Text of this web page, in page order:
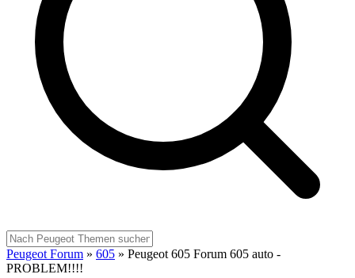
Peugeot Forum » 605 » Peugeot 605 Forum 605 auto -
PROBLEM!!!!